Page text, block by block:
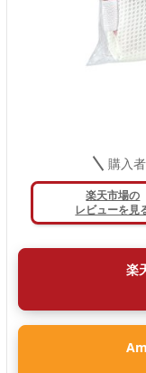
購入
楽天市場の
レビューを見
楽